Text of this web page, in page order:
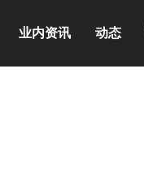
业内资讯 动态